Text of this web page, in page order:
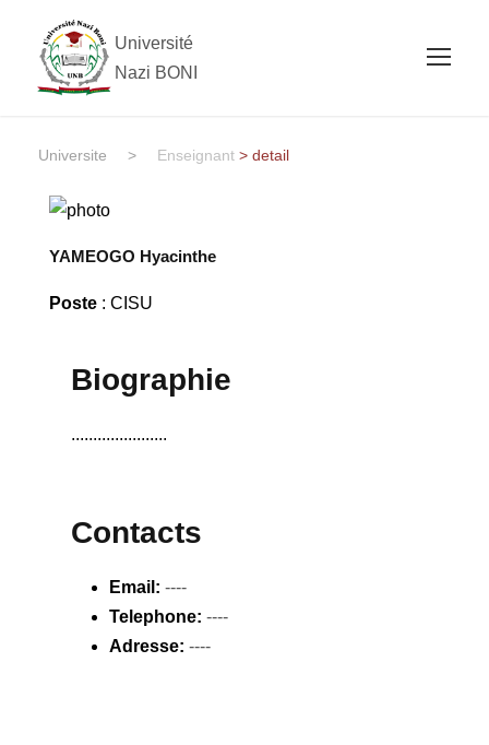
Université
Nazi BONI
Universite > Enseignant > detail
YAMEOGO Hyacinthe
Poste: CISU
Biographie
......................
Contacts
Email: ----
Telephone: ----
Adresse: ----